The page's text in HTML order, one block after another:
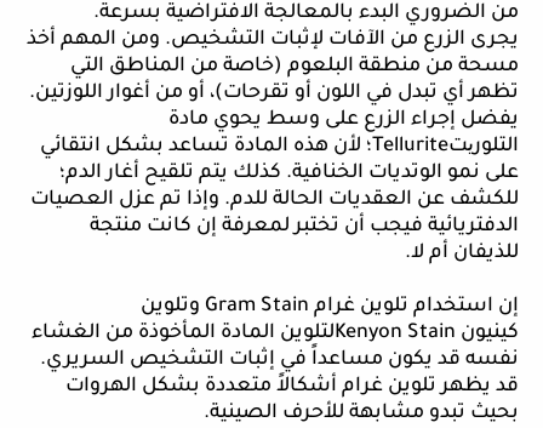
من الضروري البدء بالمعالجة الافتراضية بسرعة.
يجرى الزرع من الآفات لإثبات التشخيص. ومن المهم أخذ
مسحة من منطقة البلعوم (خاصة من المناطق التي
تظهر أي تبدل في اللون أو تقرحات)، أو من أغوار اللوزتين.
يفضل إجراء الزرع على وسط يحوي مادة
التلوریتTellurite ؛ لأن هذه المادة تساعد بشكل انتقائي
على نمو الوتديات الخنافية. كذلك يتم تلقيح أغار الدم؛
للكشف عن العقديات الحالة للدم. وإذا تم عزل العصيات
الدفتريائية فيجب أن تختبر لمعرفة إن كانت منتجة
للذيفان أم لا.
إن استخدام تلوين غرام Gram Stain وتلوين
كينيون Kenyon Stainلتلوين المادة المأخوذة من الغشاء
نفسه قد يكون مساعداً في إثبات التشخيص السريري.
قد يظهر تلوين غرام أشكالاً متعددة بشكل الهروات
بحيث تبدو مشابهة للأحرف الصينية.